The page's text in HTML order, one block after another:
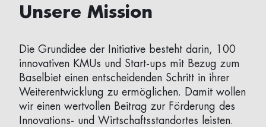
Unsere Mission
Die Grundidee der Initiative besteht darin, 100
innovativen KMUs und Start-ups mit Bezug zum
Baselbiet einen entscheidenden Schritt in ihrer
Weiterentwicklung zu ermöglichen. Damit wollen
wir einen wertvollen Beitrag zur Förderung des
Innovations- und Wirtschaftsstandortes leisten.